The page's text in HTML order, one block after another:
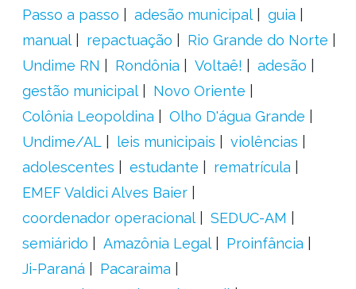
Passo a passo
adesão municipal
guia
manual
repactuação
Rio Grande do Norte
Undime RN
Rondônia Voltaê!
adesão
gestão municipal
Novo Oriente
Colônia Leopoldina
Olho D'água Grande
Undime/AL
leis municipais
violências
adolescentes
estudante
rematrícula
EMEF Valdici Alves Baier
coordenador operacional
SEDUC-AM
semiárido
Amazônia Legal
Proinfância
Ji-Paraná
Pacaraima